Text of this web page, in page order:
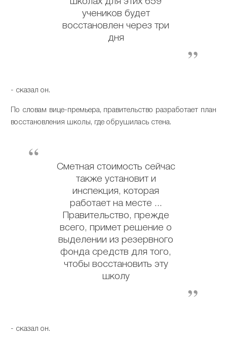
учеников будет
восстановлен через три
дня
- сказал он.
По словам вице-премьера, правительство разработает план
восстановления школы, где обрушилась стена.
Сметная стоимость сейчас
также установит и
инспекция, которая
работает на месте ...
Правительство, прежде
всего, примет решение о
выделении из резервного
фонда средств для того,
чтобы восстановить эту
школу
- сказал он.